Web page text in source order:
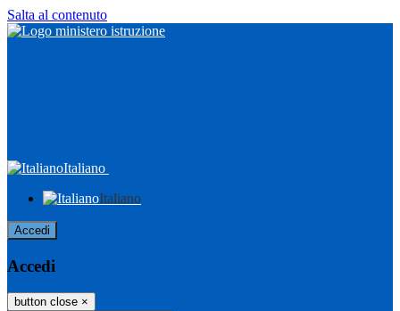
Salta al contenuto
Italiano
Italiano
Accedi
Accedi
button close ×